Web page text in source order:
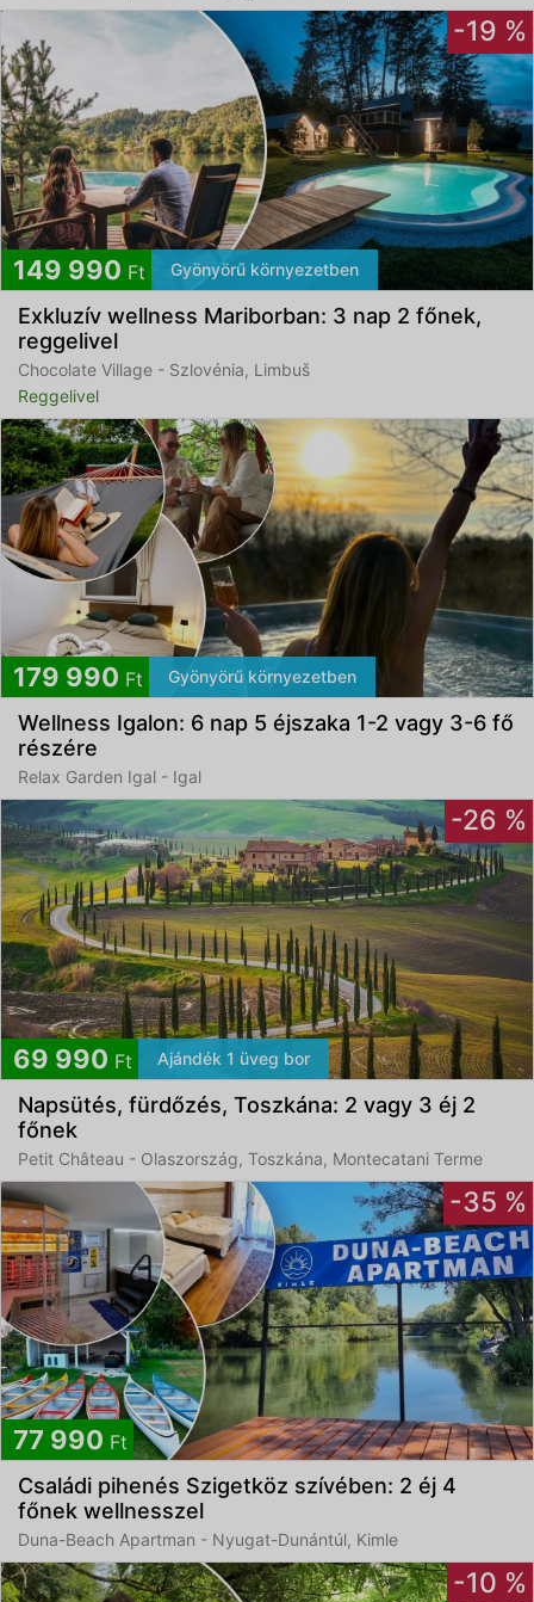
-19 %
149 990 Ft Gyönyörű környezetben
Exkluzív wellness Mariborban: 3 nap 2 főnek,
reggelivel
Chocolate Village - Szlovénia, Limbuš
Reggelivel
179 990 Ft Gyönyörű környezetben
Wellness Igalon: 6 nap 5 éjszaka 1-2 vagy 3-6 fő
részére
Relax Garden Igal - Igal
-26 %
69 990 Ft Ajándék 1 üveg bor
Napsütés, fürdőzés, Toszkána: 2 vagy 3 éj 2
főnek
Petit Château - Olaszország, Toszkána, Montecatani Terme
-35 %
77 990 Ft
Családi pihenés Szigetköz szívében: 2 éj 4
főnek wellnesszel
Duna-Beach Apartman - Nyugat-Dunántúl, Kimle
-10 %